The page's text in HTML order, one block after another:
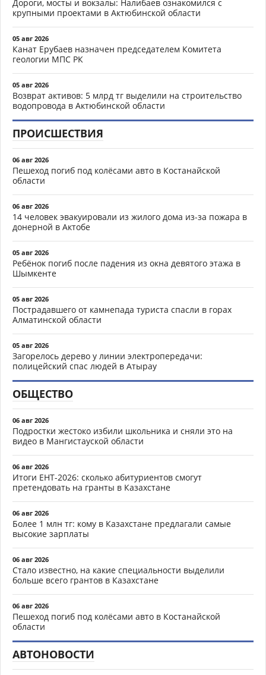
Дороги, мосты и вокзалы: Налибаев ознакомился с
крупными проектами в Актюбинской области
05 авг 2026
Канат Ерубаев назначен председателем Комитета
геологии МПС РК
05 авг 2026
Возврат активов: 5 млрд тг выделили на строительство
водопровода в Актюбинской области
ПРОИСШЕСТВИЯ
06 авг 2026
Пешеход погиб под колёсами авто в Костанайской
области
06 авг 2026
14 человек эвакуировали из жилого дома из-за пожара в
донерной в Актобе
05 авг 2026
Ребёнок погиб после падения из окна девятого этажа в
Шымкенте
05 авг 2026
Пострадавшего от камнепада туриста спасли в горах
Алматинской области
05 авг 2026
Загорелось дерево у линии электропередачи:
полицейский спас людей в Атырау
ОБЩЕСТВО
06 авг 2026
Подростки жестоко избили школьника и сняли это на
видео в Мангистауской области
06 авг 2026
Итоги ЕНТ-2026: сколько абитуриентов смогут
претендовать на гранты в Казахстане
06 авг 2026
Более 1 млн тг: кому в Казахстане предлагали самые
высокие зарплаты
06 авг 2026
Стало известно, на какие специальности выделили
больше всего грантов в Казахстане
06 авг 2026
Пешеход погиб под колёсами авто в Костанайской
области
АВТОНОВОСТИ